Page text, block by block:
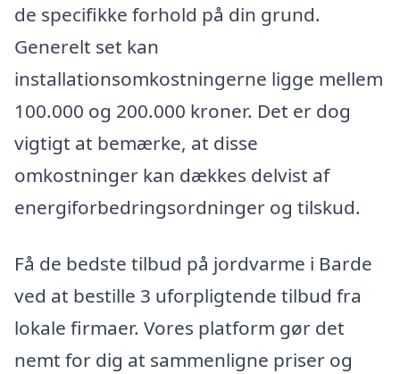
de specifikke forhold på din grund.
Generelt set kan
installationsomkostningerne ligge mellem
100.000 og 200.000 kroner. Det er dog
vigtigt at bemærke, at disse
omkostninger kan dækkes delvist af
energiforbedringsordninger og tilskud.
Få de bedste tilbud på jordvarme i Barde
ved at bestille 3 uforpligtende tilbud fra
lokale firmaer. Vores platform gør det
nemt for dig at sammenligne priser og